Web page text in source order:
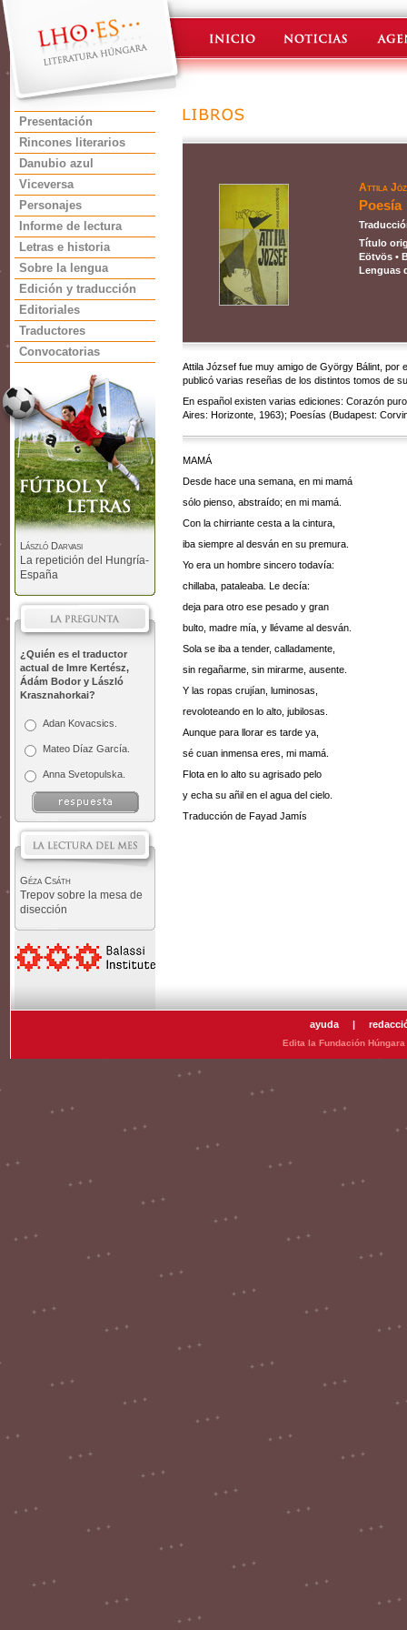
Presentación
Rincones literarios
Danubio azul
Viceversa
Personajes
Informe de lectura
Letras e historia
Sobre la lengua
Edición y traducción
Editoriales
Traductores
Convocatorias
László Darvasi
La repetición del Hungría-
España
¿Quién es el traductor
actual de Imre Kertész,
Ádám Bodor y László
Krasznahorkai?
Adan Kovacsics.
Mateo Díaz García.
Anna Svetopulska.
Géza Csáth
Trepov sobre la mesa de
disección
Attila
Poesía
Título
Eötvös •
Lenguas
Attila József fue muy amigo de György Bálint, por
publicó varias reseñas de los distintos tomos de
En español existen varias ediciones: Corazón
Aires: Horizonte, 1963); Poesías (Budapest:
MAMÁ
Desde hace una semana, en mi mamá
sólo pienso, abstraído; en mi mamá.
Con la chirriante cesta a la cintura,
iba siempre al desván en su premura.
Yo era un hombre sincero todavía:
chillaba, pataleaba. Le decía:
deja para otro ese pesado y gran
bulto, madre mía, y llévame al desván.
Sola se iba a tender, calladamente,
sin regañarme, sin mirarme, ausente.
Y las ropas crujían, luminosas,
revoloteando en lo alto, jubilosas.
Aunque para llorar es tarde ya,
sé cuan inmensa eres, mi mamá.
Flota en lo alto su agrisado pelo
y echa su añil en el agua del cielo.
Traducción de Fayad Jamís
ayuda |
Edita la Fundación